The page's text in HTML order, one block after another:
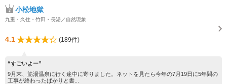
小松地獄
九重・久住・竹田・長湯／自然現象
4.1 (189件)
“すごいよー”
9月末、筋湯温泉に行く途中に寄りました。ネットを見たら今年の7月19日に5年間の
工事が終わったばかりと書...